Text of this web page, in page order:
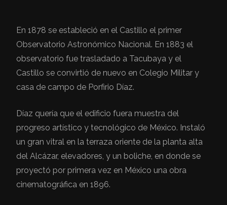
En 1878 se estableció en el Castillo el primer
Observatorio Astronómico Nacional. En 1883 el
observatorio fue trasladado a Tacubaya y el
Castillo se convirtió de nuevo en Colegio Militar y
casa de campo de Porfirio Díaz.
Díaz quería que el edificio fuera muestra del
progreso artístico y tecnológico de México. Instaló
un gran vitral en la terraza oriente de la planta alta
del Alcázar, elevadores, y un boliche, en donde se
proyectó por primera vez en México una obra
cinematográfica en 1896.